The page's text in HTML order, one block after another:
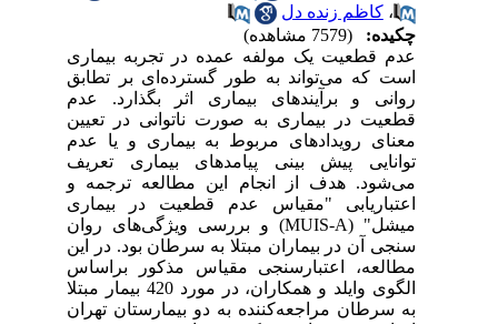
،کاظم زنده دل
چکیده:
عدم قطعیت یک مولفه عمده در تجربه بیماری
است که می‌تواند به طور گسترده‌ای بر تطابق
روانی و برآیندهای بیماری اثر بگذارد. عدم
قطعیت در بیماری به صورت ناتوانی در تعیین
معنای رویدادهای مربوط به بیماری و یا عدم
توانایی پیش بینی پیامدهای بیماری تعریف
می‌شود. هدف از انجام این مطالعه ترجمه و
اعتباریابی "مقیاس عدم قطعیت در بیماری
میشل" (MUIS-A) و بررسی ویژگی‌های روان
سنجی آن در بیماران مبتلا به سرطان بود. در این
مطالعه، اعتبارسنجی مقیاس مذکور براساس
الگوی وایلد و همکاران، در مورد 420 بیمار مبتلا
به سرطان مراجعه‌کننده به دو بیمارستان تهران